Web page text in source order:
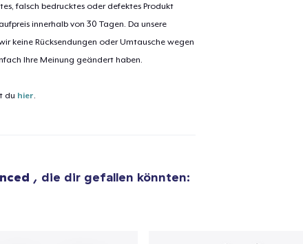
falsch bedrucktes oder defektes Produkt
innerhalb von 30 Tagen. Da unsere
keine Rücksendungen oder Umtausche wegen
Ihre Meinung geändert haben.
du hier
, die dir gefallen könnten:
gehen
Women's Classic Tee